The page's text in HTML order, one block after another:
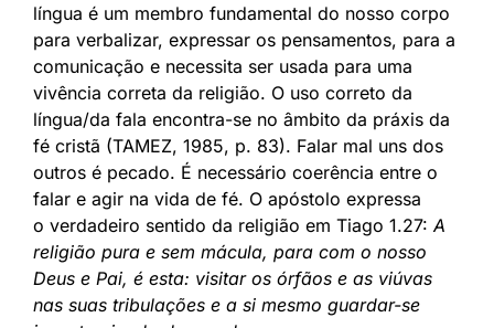
língua é um membro fundamental do nosso corpo
para verbalizar, expressar os pensamentos, para a
comunicação e necessita ser usada para uma
vivência correta da religião. O uso correto da
língua/da fala encontra-se no âmbito da práxis da
fé cristã (TAMEZ, 1985, p. 83). Falar mal uns dos
outros é pecado. É necessário coerência entre o
falar e agir na vida de fé. O apóstolo expressa
o verdadeiro sentido da religião em Tiago 1.27: A
religião pura e sem mácula, para com o nosso
Deus e Pai, é esta: visitar os órfãos e as viúvas
nas suas tribulações e a si mesmo guardar-se